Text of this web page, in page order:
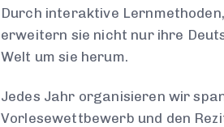
Durch interaktive
erweitern sie nicht nur ihre
Welt um sie herum.
Jedes Jahr organisieren wir
Vorlesewettbewerb und den